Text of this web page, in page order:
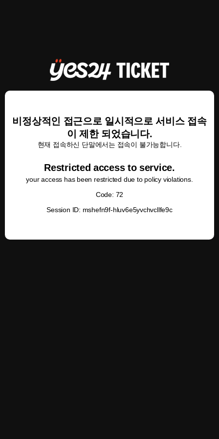
비정상적인 접근으로 일시적으로 서비스 접속
이 제한 되었습니다.
현재 접속하신 단말에서는 접속이 불가능합니다.
Restricted access to service.
your access has been restricted due to policy violations.
Code: 72
Session ID: mshefn9f-hluv6e5yvchvcllfe9c